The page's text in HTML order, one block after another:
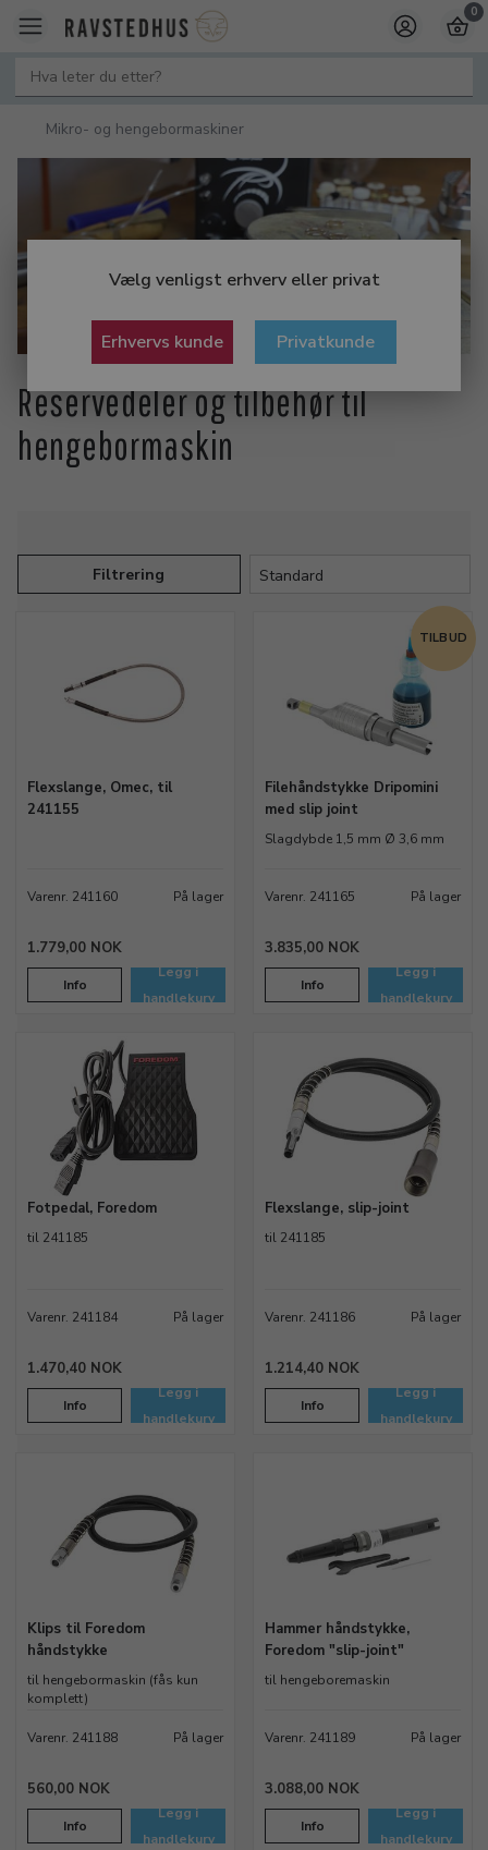
Vælg venligst erhverv eller privat
Erhvervs kunde Privatkunde
0
Mikro- og hengebormaskiner
Reservedeler og tilbehør til
hengebormaskin
Filtrering
Flexslange, Omec, til
241155
Varenr. 241160 På lager
1.779,00 NOK
Info
Legg i
handlekurv
TILBUD
Filehåndstykke Dripomini
med slip joint
Slagdybde 1,5 mm Ø 3,6 mm
Varenr. 241165 På lager
3.835,00 NOK
Info
Legg i
handlekurv
Fotpedal, Foredom
til 241185
Varenr. 241184 På lager
1.470,40 NOK
Info
Legg i
handlekurv
Flexslange, slip-joint
til 241185
Varenr. 241186 På lager
1.214,40 NOK
Info
Legg i
handlekurv
Klips til Foredom
håndstykke
til hengebormaskin (fås kun
komplett)
Varenr. 241188 På lager
560,00 NOK
Info
Legg i
handlekurv
Hammer håndstykke,
Foredom "slip-joint"
til hengeboremaskin
Varenr. 241189 På lager
3.088,00 NOK
Info
Legg i
handlekurv